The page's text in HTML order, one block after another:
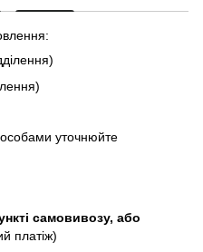
уточнюйте
самовивозу, або
платіж)